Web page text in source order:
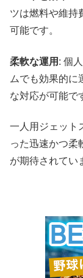
ツは燃料や維持
可能です。​
柔軟な運用 : 個
ムでも効果的に
な対応が可能で
一人用ジェット
った迅速かつ柔
が期待されてい